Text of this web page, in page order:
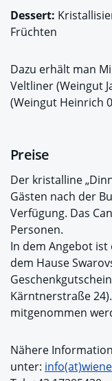
Dessert:
Früchten
Dazu erhält man
Veltliner (Weingut
(Weingut Heinrich
Preise
Der kristalline
Gästen nach der
Verfügung. Das
Personen.
In dem Angebot
dem Hause
Kärntnerstraße
mitgenommen
Nähere
unter: